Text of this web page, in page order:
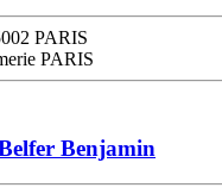
PARIS
PARIS
Benjamin